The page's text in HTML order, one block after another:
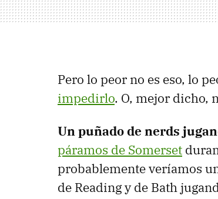
Pero lo peor no es eso, lo
impedirlo. O, mejor dicho,
Un puñado de nerds
páramos de Somerset
probablemente veríamos
de Reading y de Bath